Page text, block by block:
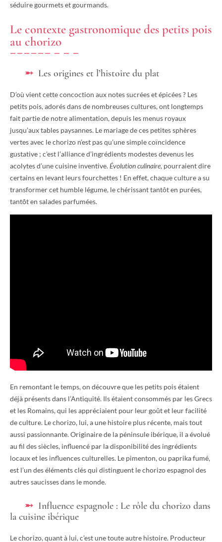
séduire gourmets et gourmands.
Le contexte gastronomique des petits pois
au chorizo
Les origines et l’histoire du plat
D’où vient cette concoction aux notes sucrées et épicées ? Les
petits pois, adorés dans de nombreuses cultures, ont longtemps
fait partie de notre alimentation, depuis les menus royaux
jusqu’aux tables paysannes. Le mariage de ces petites sphères
vertes avec le chorizo n’est pas qu’une simple coïncidence
gustative ; c’est l’alliance d’ingrédients modestes devenus les
acolytes d’une cuisine inventive.Évolution culinaire, pourraient dire
certains en levant leurs fourchettes ! En effet, chaque culture a su
transformer cet humble légume, le chérissant tantôt en purées,
tantôt en salades parfumées.
En remontant le temps, on découvre que les petits pois étaient
déjà présents dans l’Antiquité. Ils étaient consommés par les Grecs
et les Romains, qui les appréciaient pour leur goût et leur facilité
de culture. Le chorizo, lui, a une histoire plus récente, mais tout
aussi passionnante. Originaire de la péninsule ibérique, il a évolué
au fil des siècles, influencé par la disponibilité des ingrédients
locaux et les influences culturelles. Le pimenton, ou paprika fumé,
est l’un des éléments clés qui distinguent le chorizo espagnol des
autres saucisses dans le monde.
Influence espagnole : Le rôle du chorizo dans
la cuisine ibérique
Le chorizo, quant à lui, c’est une toute autre histoire. Producteur